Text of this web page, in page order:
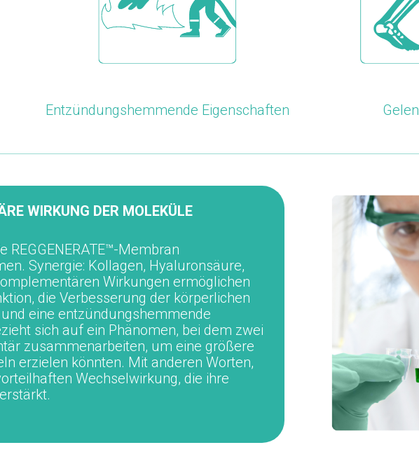
Entzündungshemmende Eigenschaften
WIRKUNG DER MOLEKÜLE
REGGENERATE™-Membran
Synergie: Kollagen, Hyaluronsäure,
Wirkungen ermöglichen
, die Verbesserung der körperlichen
eine entzündungshemmende
sich auf ein Phänomen, bei dem zwei
zusammenarbeiten, um eine größere
erzielen könnten. Mit anderen Worten,
Wechselwirkung, die ihre